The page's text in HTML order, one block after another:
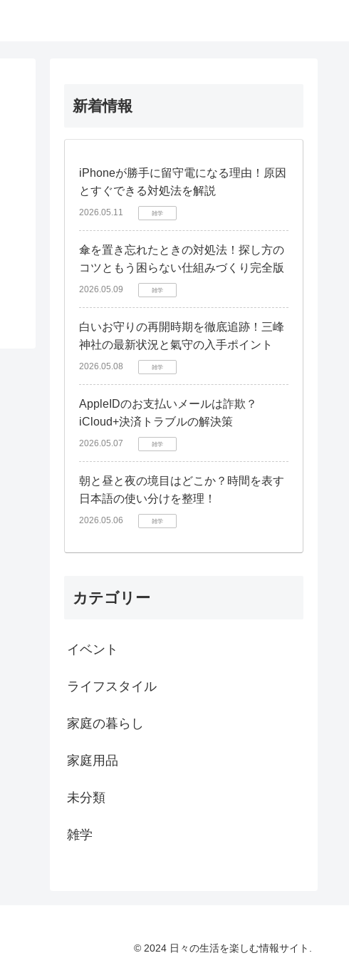
新着情報
iPhoneが勝手に留守電になる理由！原因
とすぐできる対処法を解説
2026.05.11 雑学
傘を置き忘れたときの対処法！探し方の
コツともう困らない仕組みづくり完全版
2026.05.09 雑学
白いお守りの再開時期を徹底追跡！三峰
神社の最新状況と氣守の入手ポイント
2026.05.08 雑学
AppleIDのお支払いメールは詐欺？
iCloud+決済トラブルの解決策
2026.05.07 雑学
朝と昼と夜の境目はどこか？時間を表す
日本語の使い分けを整理！
2026.05.06 雑学
カテゴリー
イベント
ライフスタイル
家庭の暮らし
家庭用品
未分類
雑学
© 2024 日々の生活を楽しむ情報サイト.